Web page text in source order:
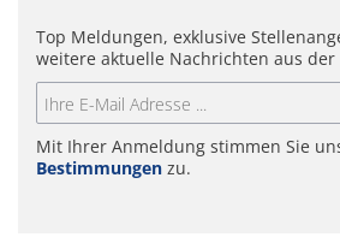
Top Meldungen, exklusive
weitere aktuelle Nachrichten aus der
Mit Ihrer Anmeldung stimmen Sie
Bestimmungen zu.